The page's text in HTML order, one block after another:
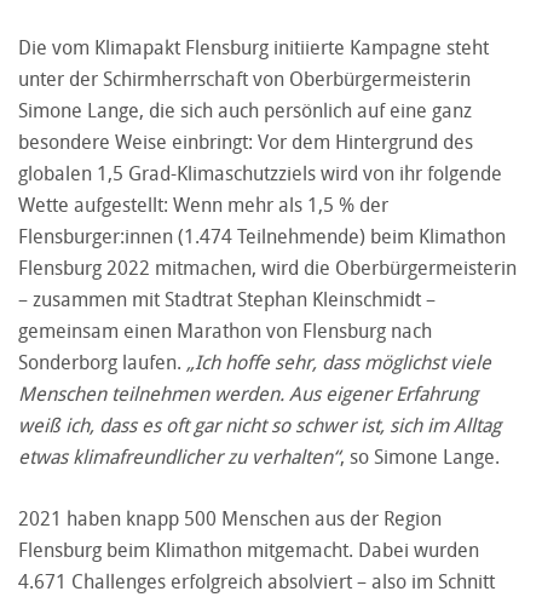
Die vom Klimapakt Flensburg initiierte Kampagne steht
unter der Schirmherrschaft von Oberbürgermeisterin
Simone Lange, die sich auch persönlich auf eine ganz
besondere Weise einbringt: Vor dem Hintergrund des
globalen 1,5 Grad-Klimaschutzziels wird von ihr folgende
Wette aufgestellt: Wenn mehr als 1,5 % der
Flensburger:innen (1.474 Teilnehmende) beim Klimathon
Flensburg 2022 mitmachen, wird die Oberbürgermeisterin
– zusammen mit Stadtrat Stephan Kleinschmidt –
gemeinsam einen Marathon von Flensburg nach
Sonderborg laufen. „Ich hoffe sehr, dass möglichst viele
Menschen teilnehmen werden. Aus eigener Erfahrung
weiß ich, dass es oft gar nicht so schwer ist, sich im Alltag
etwas klimafreundlicher zu verhalten“, so Simone Lange.
2021 haben knapp 500 Menschen aus der Region
Flensburg beim Klimathon mitgemacht. Dabei wurden
4.671 Challenges erfolgreich absolviert – also im Schnitt